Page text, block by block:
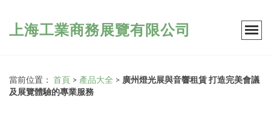
上海工業商務展覽有限公司
當前位置： 首頁 > 產品大全 > 廣州燈光展與音響租賃 打造完美會議
及展覽體驗的專業服務